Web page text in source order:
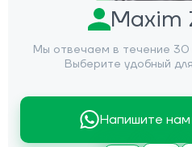
Maxim
Мы отвечаем в течение 30
Выберите удобный
Напишите